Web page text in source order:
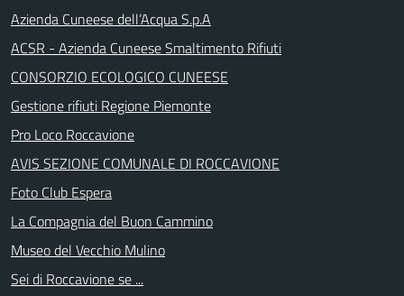
Azienda Cuneese dell’Acqua S.p.A
ACSR - Azienda Cuneese Smaltimento Rifiuti
CONSORZIO ECOLOGICO CUNEESE
Gestione rifiuti Regione Piemonte
Pro Loco Roccavione
AVIS SEZIONE COMUNALE DI ROCCAVIONE
Foto Club Espera
La Compagnia del Buon Cammino
Museo del Vecchio Mulino
Sei di Roccavione se ...